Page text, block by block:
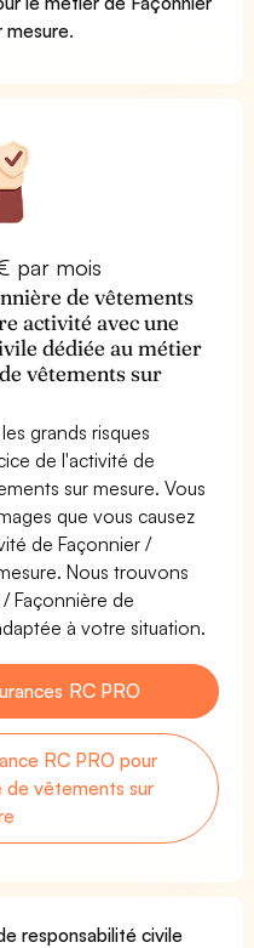
mesure.
par mois
de vêtements
activité avec une
dédiée au métier
vêtements sur
grands risques
de l'activité de
sur mesure. Vous
que vous causez
de Façonnier /
Nous trouvons
Façonnière de
à votre situation.
RC PRO
RC PRO pour
de vêtements sur
responsabilité civile